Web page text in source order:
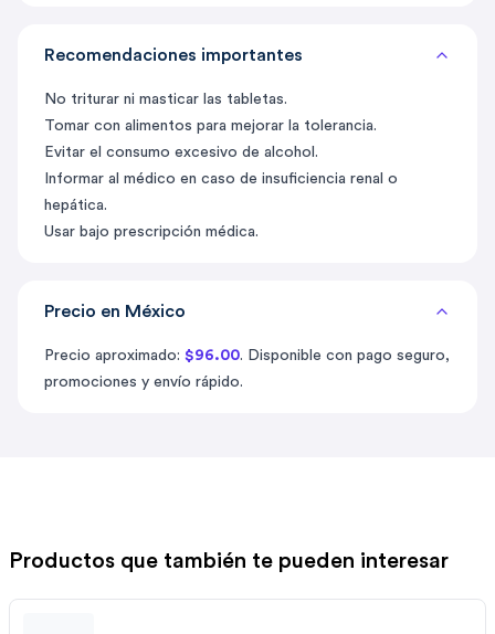
Recomendaciones importantes
No triturar ni masticar las tabletas.
Tomar con alimentos para mejorar la tolerancia.
Evitar el consumo excesivo de alcohol.
Informar al médico en caso de insuficiencia renal o
hepática.
Usar bajo prescripción médica.
Precio en México
Precio aproximado: $96.00. Disponible con pago seguro,
promociones y envío rápido.
Productos que también te pueden interesar